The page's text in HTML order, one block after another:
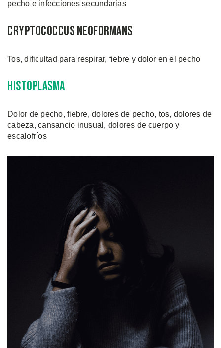
pecho e infecciones secundarias
Cryptococcus Neoformans
Tos, dificultad para respirar, fiebre y dolor en el pecho
Histoplasma
Dolor de pecho, fiebre, dolores de pecho, tos, dolores de
cabeza, cansancio inusual, dolores de cuerpo y
escalofríos